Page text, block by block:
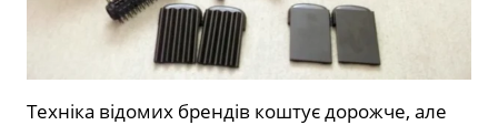
Техніка відомих брендів коштує дорожче, але